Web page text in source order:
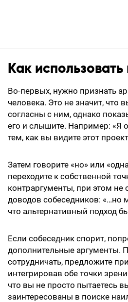
Как
Во-первых, нужно признать
человека. Это не значит, что
согласны с ним, однако
его и слышите. Например: «Я
тем, как вы видите этот
Затем говорите «но» или
переходите к собственной
контраргументы, при этом не
доводов собеседников: «…но
что альтернативный подход
Если собеседник спорит,
дополнительные аргументы.
сотрудничать, предложите
интегрировав обе точки
что вы не просто пытаетесь
заинтересованы в поиске